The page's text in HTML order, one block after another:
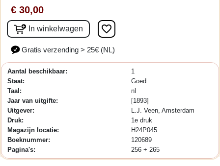
€ 30,00
In winkelwagen favorite_border
Gratis verzending > 25€ (NL)
Aantal beschikbaar:
1
Staat:
Goed
Taal:
nl
Jaar van uitgifte:
[1893]
Uitgever:
L.J. Veen, Amsterdam
Druk:
1e druk
Magazijn locatie:
H24P045
Boeknummer:
120689
Pagina's:
256 + 265